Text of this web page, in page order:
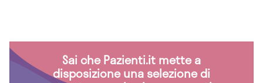
Sai che Pazienti.it mette a
disposizione una selezione di